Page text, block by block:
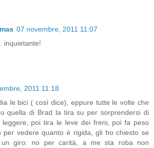
07 novembre, 2011 11:07
inquietante!
2011 11:18
le bici ( così dice), eppure tutte le volte che
quella di Brad la tira su per sorprendersi di
leggere, poi tira le leve dei freni, poi fa peso
per vedere quanto è rigida, gli ho chiesto se
un giro: no per carità, a me sta roba non